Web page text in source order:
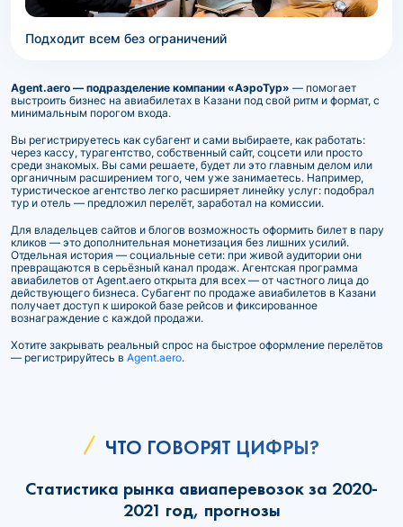
Подходит всем без ограничений
Agent.aero — подразделение компании «АэроТур» — помогает
выстроить бизнес на авиабилетах в Казани под свой ритм и формат, с
минимальным порогом входа.
Вы регистрируетесь как субагент и сами выбираете, как работать:
через кассу, турагентство, собственный сайт, соцсети или просто
среди знакомых. Вы сами решаете, будет ли это главным делом или
органичным расширением того, чем уже занимаетесь. Например,
туристическое агентство легко расширяет линейку услуг: подобрал
тур и отель — предложил перелёт, заработал на комиссии.
Для владельцев сайтов и блогов возможность оформить билет в пару
кликов — это дополнительная монетизация без лишних усилий.
Отдельная история — социальные сети: при живой аудитории они
превращаются в серьёзный канал продаж. Агентская программа
авиабилетов от Agent.aero открыта для всех — от частного лица до
действующего бизнеса. Субагент по продаже авиабилетов в Казани
получает доступ к широкой базе рейсов и фиксированное
вознаграждение с каждой продажи.
Хотите закрывать реальный спрос на быстрое оформление перелётов
— регистрируйтесь в Agent.aero.
ЧТО ГОВОРЯТ ЦИФРЫ?
Статистика рынка авиаперевозок за 2020-
2021 год, прогнозы